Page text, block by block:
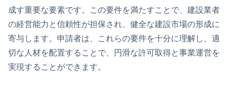
成す重要な要素です。この要件を満たすことで、建設業者
の経営能力と信頼性が担保され、健全な建設市場の形成に
寄与します。申請者は、これらの要件を十分に理解し、適
切な人材を配置することで、円滑な許可取得と事業運営を
実現することができます。